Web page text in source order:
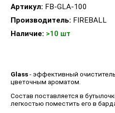
Артикул: FB-GLA-100
Производитель: FIREBALL
Наличие: >10 шт
Glass- эффективный
цветочным ароматом.
Состав поставляется в
легкостью поместить его в